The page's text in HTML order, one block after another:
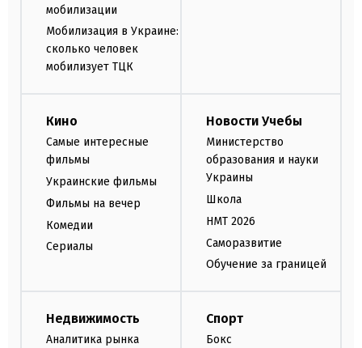
мобилизации
Мобилизация в Украине:
сколько человек
мобилизует ТЦК
Кино
Самые интересные
фильмы
Украинские фильмы
Фильмы на вечер
Комедии
Сериалы
Новости Учебы
Министерство
образования и науки
Украины
Школа
НМТ 2026
Саморазвитие
Обучение за границей
Недвижимость
Аналитика рынка
Спорт
Бокс